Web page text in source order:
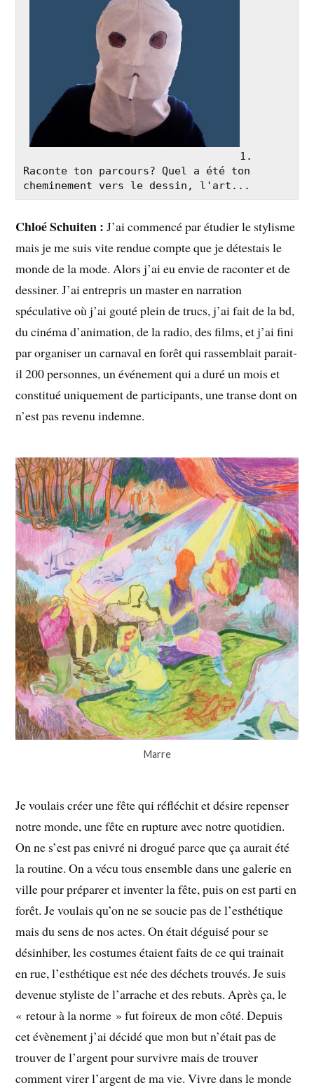
1.
Raconte ton parcours? Quel a été ton
cheminement vers le dessin, l'art...
Chloé Schuiten : J’ai commencé par étudier le stylisme
mais je me suis vite rendue compte que je détestais le
monde de la mode. Alors j’ai eu envie de raconter et de
dessiner. J’ai entrepris un master en narration
spéculative où j’ai gouté plein de trucs, j’ai fait de la bd,
du cinéma d’animation, de la radio, des films, et j’ai fini
par organiser un carnaval en forêt qui rassemblait parait-
il 200 personnes, un événement qui a duré un mois et
constitué uniquement de participants, une transe dont on
n’est pas revenu indemne.
Marre
Je voulais créer une fête qui réfléchit et désire repenser
notre monde, une fête en rupture avec notre quotidien.
On ne s’est pas enivré ni drogué parce que ça aurait été
la routine. On a vécu tous ensemble dans une galerie en
ville pour préparer et inventer la fête, puis on est parti en
forêt. Je voulais qu’on ne se soucie pas de l’esthétique
mais du sens de nos actes. On était déguisé pour se
désinhiber, les costumes étaient faits de ce qui trainait
en rue, l’esthétique est née des déchets trouvés. Je suis
devenue styliste de l’arrache et des rebuts. Après ça, le
« retour à la norme » fut foireux de mon côté. Depuis
cet évènement j’ai décidé que mon but n’était pas de
trouver de l’argent pour survivre mais de trouver
comment virer l’argent de ma vie. Vivre dans le monde